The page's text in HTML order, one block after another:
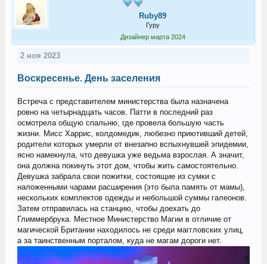
Ruby89
Гуру
Дизайнер марта 2024
2 ноя 2023
Воскресенье. День заселения
Встреча с представителем министерства была назначена
ровно на четырнадцать часов. Патти в последний раз
осмотрела общую спальню, где провела большую часть
жизни. Мисс Харрис, колдомедик, любезно приютивший детей,
родители которых умерли от внезапно вспыхнувшей эпидемии,
ясно намекнула, что девушка уже ведьма взрослая. А значит,
она должна покинуть этот дом, чтобы жить самостоятельно.
Девушка забрала свои пожитки, состоящие из сумки с
наложенными чарами расширения (это была память от мамы),
нескольких комплектов одежды и небольшой суммы галеонов.
Затем отправилась на станцию, чтобы доехать до
Глиммербрука. Местное Министерство Магии в отличие от
магической Британии находилось не среди маггловских улиц,
а за таинственным порталом, куда не магам дороги нет.